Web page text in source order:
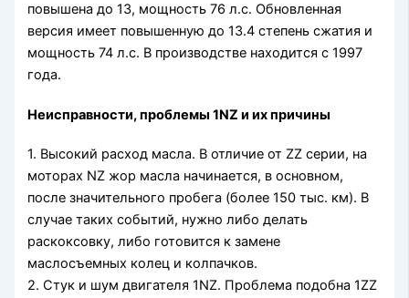
повышена до 13, мощность 76 л.с. Обновленная
версия имеет повышенную до 13.4 степень сжатия и
мощность 74 л.с. В производстве находится с 1997
года.
Неисправности, проблемы 1NZ и их причины
1. Высокий расход масла. В отличие от ZZ серии, на
моторах NZ жор масла начинается, в основном,
после значительного пробега (более 150 тыс. км). В
случае таких событий, нужно либо делать
раскоксовку, либо готовится к замене
маслосъемных колец и колпачков.
2. Стук и шум двигателя 1NZ. Проблема подобна 1ZZ